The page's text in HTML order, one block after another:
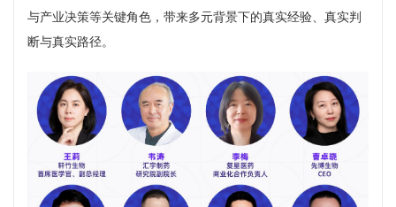
与产业决策等关键角色，带来多元背景下的真实经验、真实判
断与真实路径。